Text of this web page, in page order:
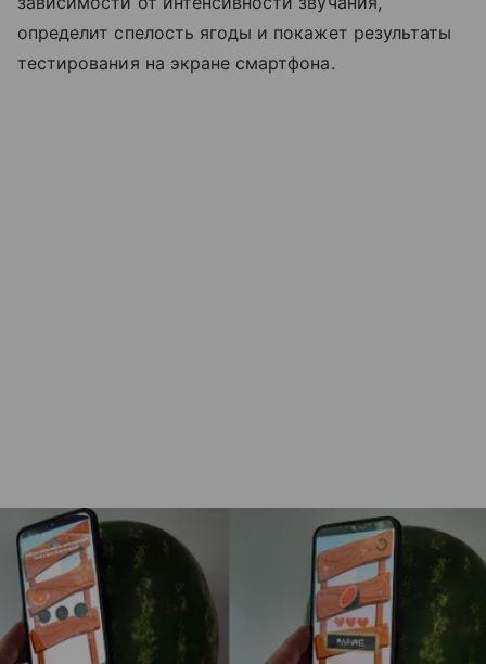
определит спелость ягоды и покажет результаты
тестирования на экране смартфона.